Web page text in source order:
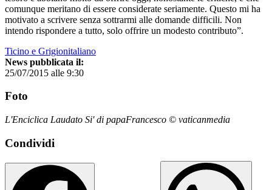
comunque meritano di essere considerate seriamente. Questo mi ha
motivato a scrivere senza sottrarmi alle domande difficili. Non
intendo rispondere a tutto, solo offrire un modesto contributo”.
Ticino e Grigionitaliano
News pubblicata il:
25/07/2015 alle 9:30
Foto
L'Enciclica Laudato Si' di papaFrancesco © vaticanmedia
Condividi